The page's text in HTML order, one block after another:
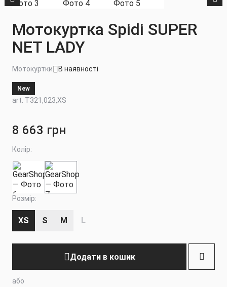
Мотокуртка Spidi SUPER
NET LADY
Мотокуртки В наявності
New
art. T321,023,XS
8 663 грн
Колір:
Розмір:
XS S M L
Додати в кошик
або